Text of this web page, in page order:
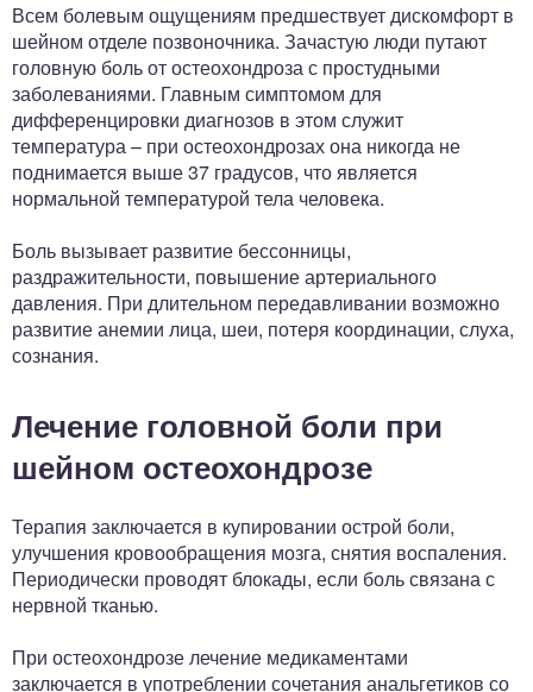
Всем болевым ощущениям предшествует дискомфорт в
шейном отделе позвоночника. Зачастую люди путают
головную боль от остеохондроза с простудными
заболеваниями. Главным симптомом для
дифференцировки диагнозов в этом служит
температура – при остеохондрозах она никогда не
поднимается выше 37 градусов, что является
нормальной температурой тела человека.
Боль вызывает развитие бессонницы,
раздражительности, повышение артериального
давления. При длительном передавливании возможно
развитие анемии лица, шеи, потеря координации, слуха,
сознания.
Лечение головной боли при
шейном остеохондрозе
Терапия заключается в купировании острой боли,
улучшения кровообращения мозга, снятия воспаления.
Периодически проводят блокады, если боль связана с
нервной тканью.
При остеохондрозе лечение медикаментами
заключается в употреблении сочетания анальгетиков со